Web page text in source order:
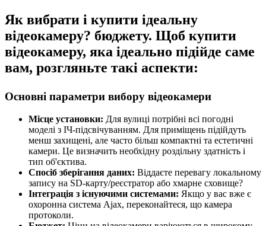
Як вибрати і купити ідеальну
відеокамеру? бюджету. Щоб купити
відеокамеру, яка ідеально підійде саме
вам, розгляньте такі аспекти:
Основні параметри вибору відеокамери
Місце установки: Для вулиці потрібні всі погодні
моделі з ІЧ-підсвічуванням. Для приміщень підійдуть
менш захищені, але часто більш компактні та естетичні
камери. Це визначить необхідну роздільну здатність і
тип об'єктива.
Спосіб зберігання даних: Віддаєте перевагу локальному
запису на SD-карту/реєстратор або хмарне сховище?
Інтеграція з існуючими системами: Якщо у вас вже є
охоронна система Ajax, переконайтеся, що камера
протоколи.